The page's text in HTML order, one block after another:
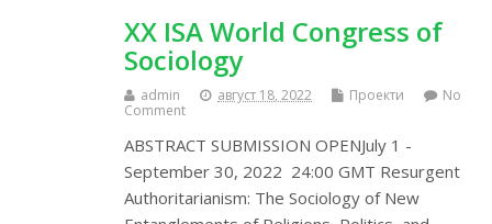
XX ISA World Congress of
Sociology
admin август 18, 2022 Проекти
No
Comment
ABSTRACT SUBMISSION OPENJuly 1 -
September 30, 2022 24:00 GMT Resurgent
Authoritarianism: The Sociology of New